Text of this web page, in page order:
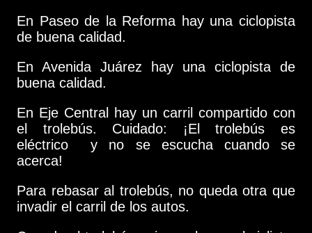
En Paseo de la Reforma hay una ciclopista
de buena calidad.
En Avenida Juárez hay una ciclopista de
buena calidad.
En Eje Central hay un carril compartido con
el trolebús. Cuidado: ¡El trolebús es
eléctrico y no se escucha cuando se
acerca!
Para rebasar al trolebús, no queda otra que
invadir el carril de los autos.